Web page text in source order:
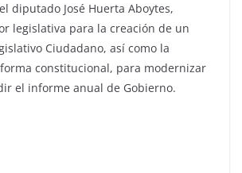
diputado José Huerta Aboytes,
legislativa para la creación de un
Ciudadano, así como la
constitucional, para modernizar
el informe anual de Gobierno.